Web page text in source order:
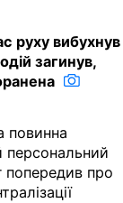
руху вибухнув
загинув,
повинна
персональний
попередив про